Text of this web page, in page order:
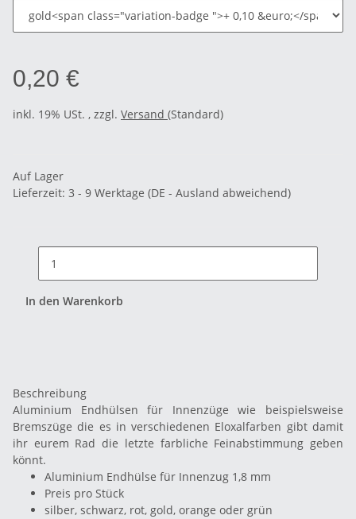
0,20 €
inkl. 19% USt. , zzgl. Versand (Standard)
Auf Lager
Lieferzeit: 3 - 9 Werktage (DE - Ausland abweichend)
In den Warenkorb
Beschreibung
Aluminium Endhülsen für Innenzüge wie beispielsweise
Bremszüge die es in verschiedenen Eloxalfarben gibt damit
ihr eurem Rad die letzte farbliche Feinabstimmung geben
könnt.
Aluminium Endhülse für Innenzug 1,8 mm
Preis pro Stück
silber, schwarz, rot, gold, orange oder grün